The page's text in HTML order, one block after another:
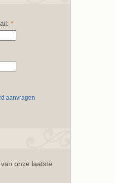
*
aanvragen
onze laatste